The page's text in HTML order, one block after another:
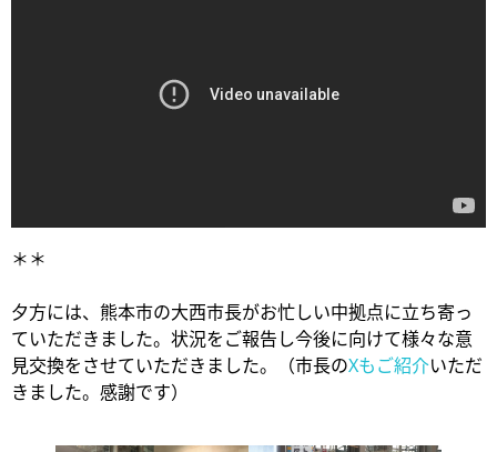
＊＊
夕方には、熊本市の大西市長がお忙しい中拠点に立ち寄っ
ていただきました。状況をご報告し今後に向けて様々な意
見交換をさせていただきました。（市長のXもご紹介いただ
きました。感謝です）